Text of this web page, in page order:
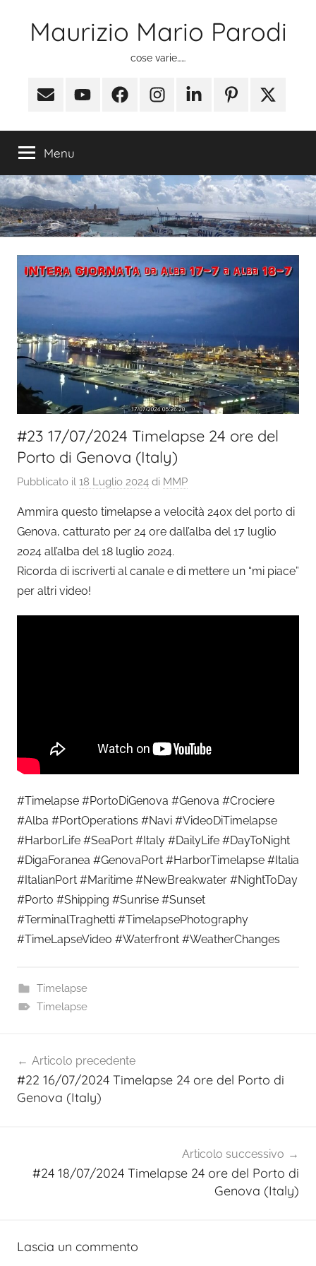
Maurizio Mario Parodi
cose varie……
Email YoutubeFacebookInstagramLinkedinPinterest
X
Twitter)
Menu
#23 17/07/2024 Timelapse 24 ore del
Porto di Genova (Italy)
Pubblicato il 18 Luglio 2024 di MMP
Ammira questo timelapse a velocità 240x del porto di
Genova, catturato per 24 ore dall’alba del 17 luglio
2024 all’alba del 18 luglio 2024.
Ricorda di iscriverti al canale e di mettere un “mi piace”
per altri video!
#Timelapse #PortoDiGenova #Genova #Crociere
#Alba #PortOperations #Navi #VideoDiTimelapse
#HarborLife #SeaPort #Italy #DailyLife #DayToNight
#DigaForanea #GenovaPort #HarborTimelapse #Italia
#ItalianPort #Maritime #NewBreakwater #NightToDay
#Porto #Shipping #Sunrise #Sunset
#TerminalTraghetti #TimelapsePhotography
#TimeLapseVideo #Waterfront #WeatherChanges
Timelapse
Timelapse
articoli
Articolo precedente
#22 16/07/2024 Timelapse 24 ore del Porto di
Genova (Italy)
Articolo successivo
#24 18/07/2024 Timelapse 24 ore del Porto di
Genova (Italy)
Lascia un commento